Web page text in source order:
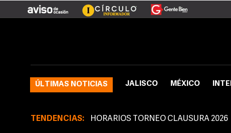
ÚLTIMAS NOTICIAS JALISCO MÉXICO
TENDENCIAS: HORARIOS TORNEO CLAUSURA 2026